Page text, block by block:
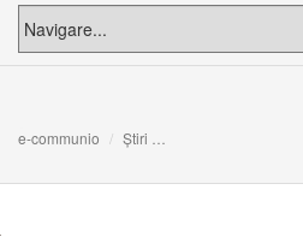
e-communio Știri